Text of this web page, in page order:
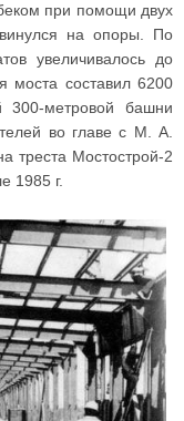
при помощи двух
на опоры. По
увеличивалось до
моста составил 6200
300-метровой башни
во главе с М. А.
треста Мостострой-2
1985 г.